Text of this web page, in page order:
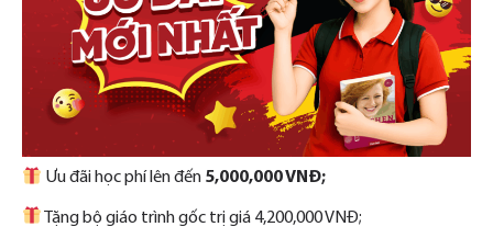
Ưu đãi học phí lên đến 5,000,000 VNĐ;
Tặng bộ giáo trình gốc trị giá 4,200,000 VNĐ;